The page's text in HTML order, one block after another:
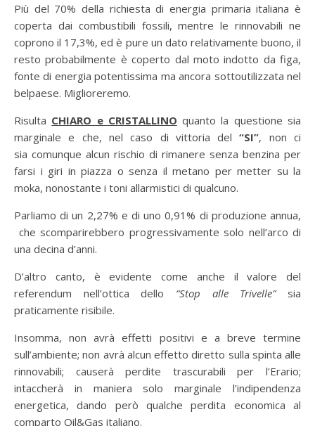
Più del 70% della richiesta di energia primaria italiana è
coperta dai combustibili fossili, mentre le rinnovabili ne
coprono il 17,3%, ed è pure un dato relativamente buono, il
resto probabilmente è coperto dal moto indotto da figa,
fonte di energia potentissima ma ancora sottoutilizzata nel
belpaese. Miglioreremo.
Risulta CHIARO e CRISTALLINO quanto la questione sia
marginale e che, nel caso di vittoria del“SI”, non ci
sia comunque alcun rischio di rimanere senza benzina per
farsi i giri in piazza o senza il metano per metter su la
moka, nonostante i toni allarmistici di qualcuno.
Parliamo di un 2,27% e di uno 0,91% di produzione annua,
che scomparirebbero progressivamente solo nell’arco di
una decina d’anni.
D’altro canto, è evidente come anche il valore del
referendum nell’ottica dello “Stop alle Trivelle”sia
praticamente risibile.
Insomma, non avrà effetti positivi e a breve termine
sull’ambiente; non avrà alcun effetto diretto sulla spinta alle
rinnovabili; causerà perdite trascurabili per l’Erario;
intaccherà in maniera solo marginale l’indipendenza
energetica, dando però qualche perdita economica al
comparto Oil&Gas italiano.